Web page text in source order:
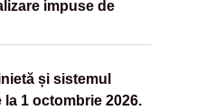
impuse de
și sistemul
1 octombrie 2026.